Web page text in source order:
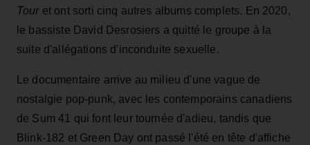
Touret ont sorti cinq autres albums complets. En 2020,
le bassiste David Desrosiers a quitté le groupe à la
suite d'allégations d'inconduite sexuelle.
Le documentaire arrive au milieu d'une vague de
nostalgie pop-punk, avec les contemporains canadiens
de Sum 41 qui font leur tournée d'adieu, tandis que
Blink-182 et Green Day ont passé l'été en tête d'affiche